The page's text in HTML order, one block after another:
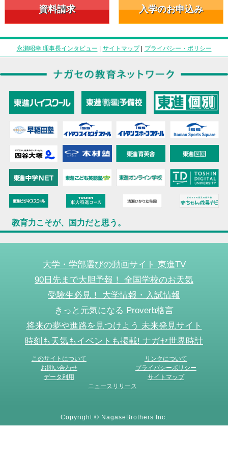
資料請求 入学のお申込み
永瀬昭幸 理事長インタビュー | サイトマップ| プライバシー・ポリシー
教育力こそが、国力だと思う。
大学・学部選びの動画サイト 東進TV
90日先まで大胆予報！ 全国学校のお天気
受験生必見！ 大学情報・入試情報
きっと元気になる Proverb格言
将来の夢や進路を見つけよう 未来発見サイト
時刻も天気もイベントも掲載! ナガセ世界時計
このサイトについて
リンクについて
お問い合わせ
プライバシーポリシー
データ利用
サイトマップ
ニュースリリース
Copyright © NagaseBrothers Inc.